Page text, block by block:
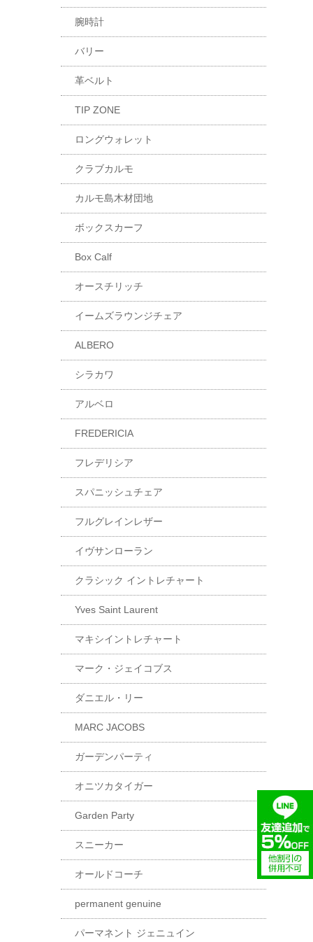
腕時計
バリー
革ベルト
TIP ZONE
ロングウォレット
クラブカルモ
カルモ島木材団地
ボックスカーフ
Box Calf
オースチリッチ
イームズラウンジチェア
ALBERO
シラカワ
アルベロ
FREDERICIA
フレデリシア
スパニッシュチェア
フルグレインレザー
イヴサンローラン
クラシック イントレチャート
Yves Saint Laurent
マキシイントレチャート
マーク・ジェイコブス
ダニエル・リー
MARC JACOBS
ガーデンパーティ
オニツカタイガー
Garden Party
スニーカー
オールドコーチ
permanent genuine
パーマネント ジェニュイン